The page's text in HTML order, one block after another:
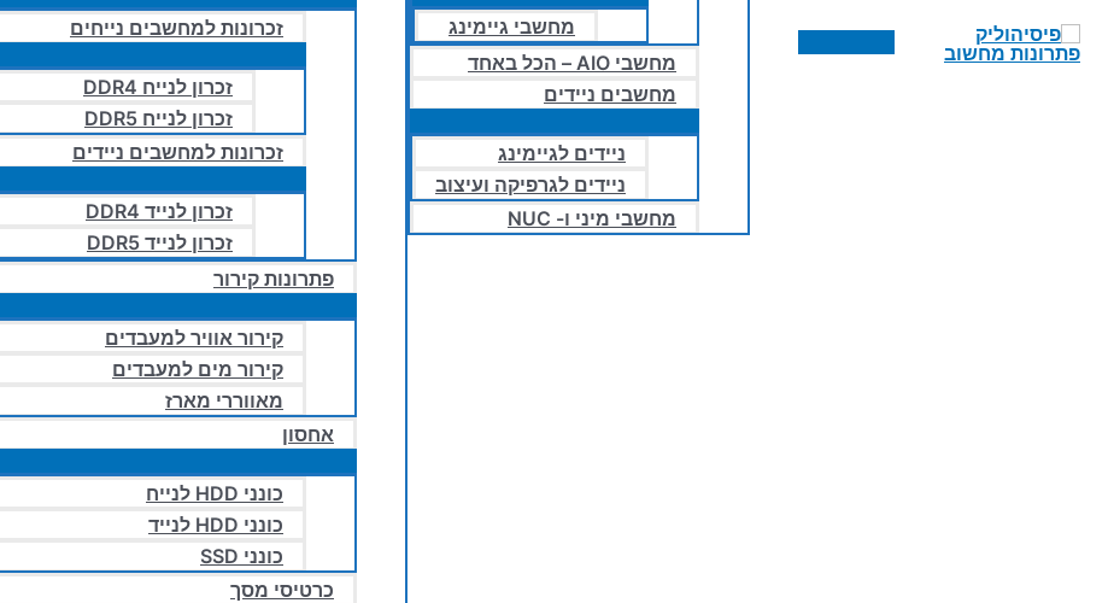
תפריט
מחשבי גיימינג
מחשבי AIO – הכל באחד
מחשבים ניידים
ניידים לגיימינג
ניידים לגרפיקה ועיצוב
מחשבי מיני ו- NUC
זכרונות למחשבים נייחים
זכרון לנייח DDR4
זכרון לנייח DDR5
זכרונות למחשבים ניידים
זכרון לנייד DDR4
זכרון לנייד DDR5
פתרונות קירור
קירור אוויר למעבדים
קירור מים למעבדים
מאווררי מארז
אחסון
כונני HDD לנייח
כונני HDD לנייד
כונני SSD
כרטיסי מסך